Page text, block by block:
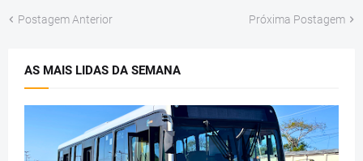
Postagem Anterior Próxima Postagem
AS MAIS LIDAS DA SEMANA